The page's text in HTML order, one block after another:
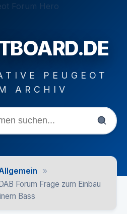
PEUGEOT
ARCHIV
»
Forum Frage zum Einbau
Bass